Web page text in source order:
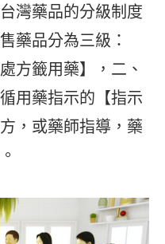
灣藥品的分級制度
藥品分為三級：
方籤用藥】，二、
用藥指示的【指示
，或藥師指導，藥